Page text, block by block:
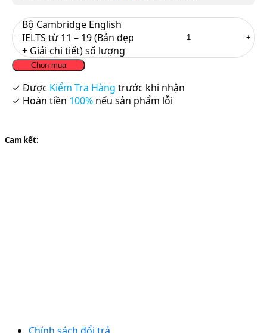
Bộ Cambridge English
IELTS từ 11 – 19 (Bản đẹp
+ Giải chi tiết) số lượng
Chọn mua
✓ Được Kiểm Tra Hàng trước khi nhận
✓ Hoàn tiền 100% nếu sản phẩm lỗi
Cam kết: